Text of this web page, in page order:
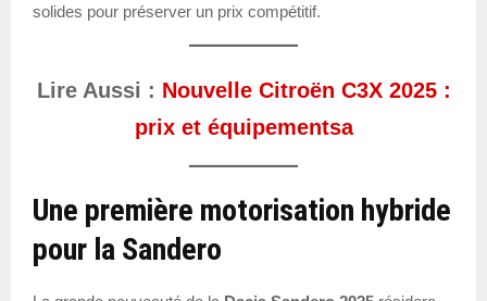
solides pour préserver un prix compétitif.
Lire Aussi : Nouvelle Citroën C3X 2025 :
prix et équipementsa
Une première motorisation hybride
pour la Sandero